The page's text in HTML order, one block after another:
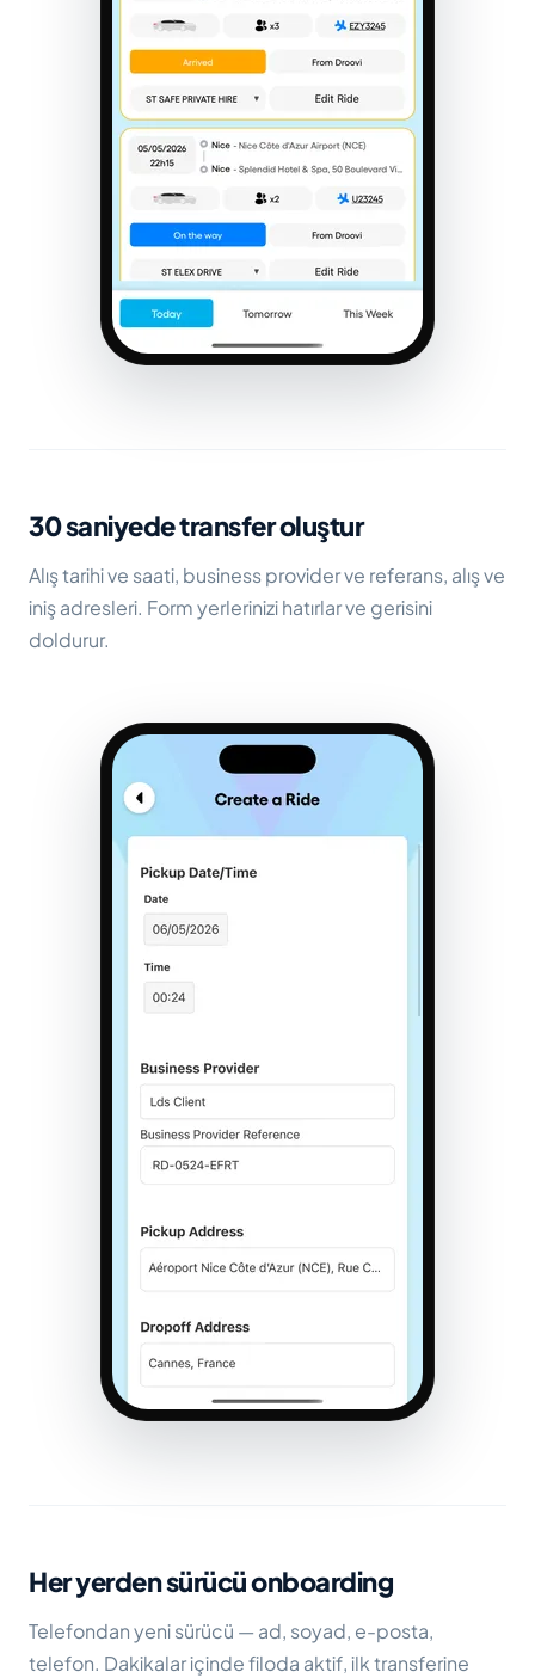
30 saniyede transfer oluştur
Alış tarihi ve saati, business provider ve referans, alış ve
iniş adresleri. Form yerlerinizi hatırlar ve gerisini
doldurur.
Her yerden sürücü onboarding
Telefondan yeni sürücü — ad, soyad, e-posta,
telefon. Dakikalar içinde filoda aktif, ilk transferine